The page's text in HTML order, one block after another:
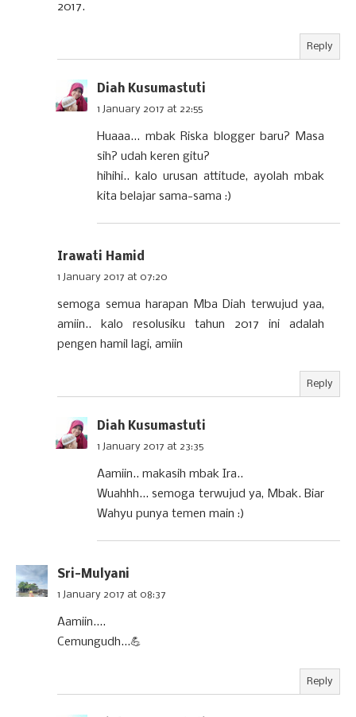
2017.
Reply
Diah Kusumastuti
1 January 2017 at 22:55
Huaaa... mbak Riska blogger baru? Masa
sih? udah keren gitu?
hihihi.. kalo urusan attitude, ayolah mbak
kita belajar sama-sama :)
Irawati Hamid
1 January 2017 at 07:20
semoga semua harapan Mba Diah terwujud yaa,
amiin.. kalo resolusiku tahun 2017 ini adalah
pengen hamil lagi, amiin
Reply
Diah Kusumastuti
1 January 2017 at 23:35
Aamiin.. makasih mbak Ira..
Wuahhh... semoga terwujud ya, Mbak. Biar
Wahyu punya temen main :)
Sri-Mulyani
1 January 2017 at 08:37
Aamiin....
Cemungudh...💪
Reply